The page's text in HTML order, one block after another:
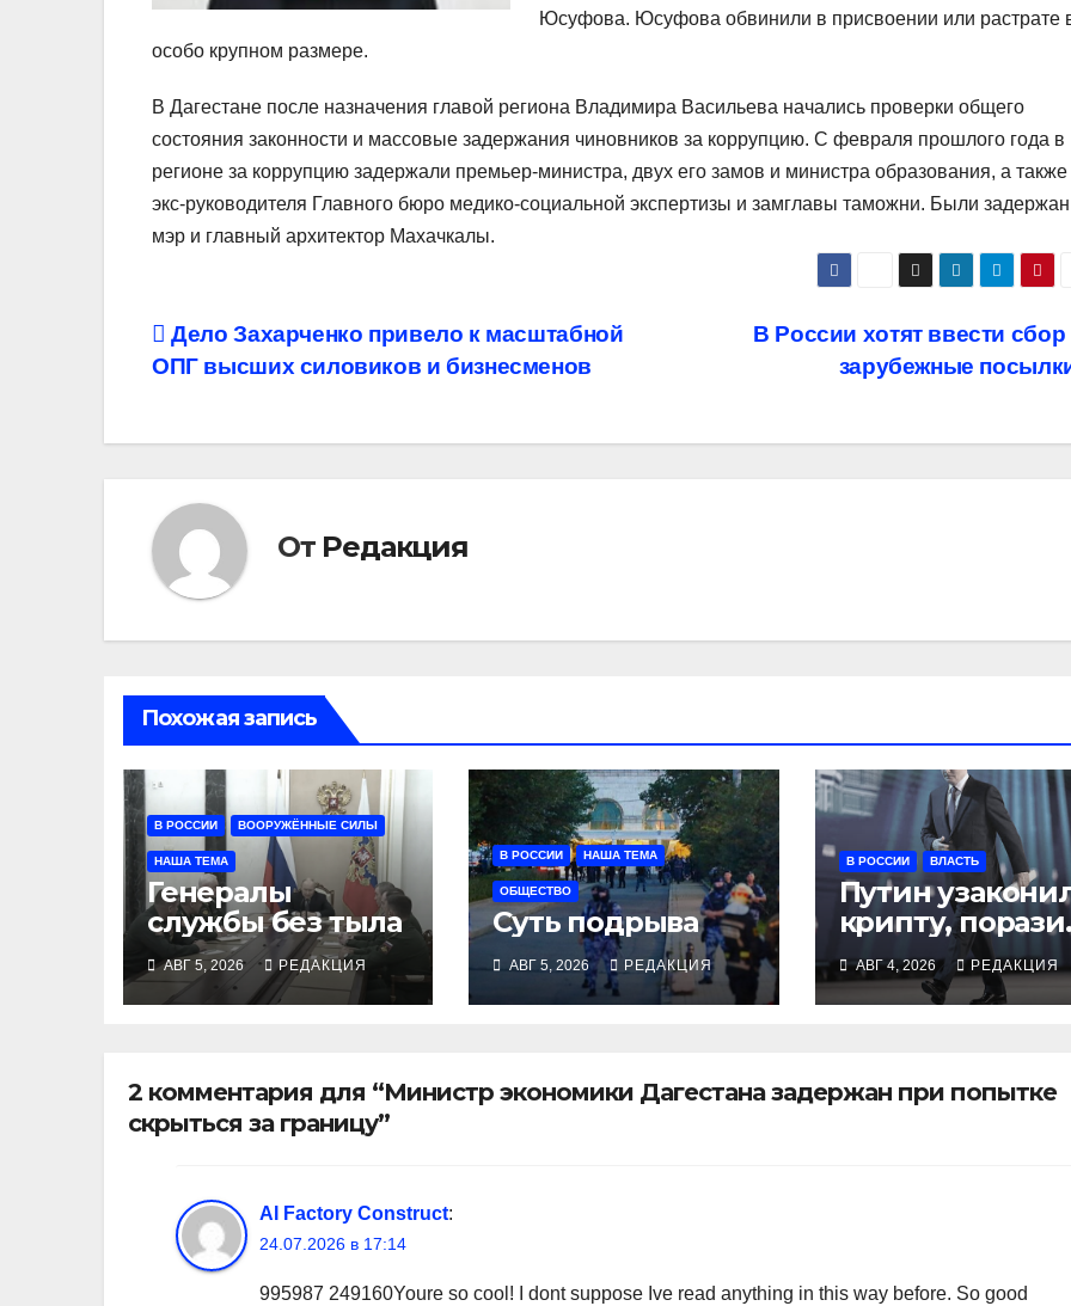
Юсуфова. Юсуфова обвинили в присвоении или растрате
особо крупном размере.
В Дагестане после назначения главой региона Владимира Васильева начались проверки общего
состояния законности и массовые задержания чиновников за коррупцию. С февраля прошлого года в
регионе за коррупцию задержали премьер-министра, двух его замов и министра образования, а также
экс-руководителя Главного бюро медико-социальной экспертизы и замглавы таможни. Были
мэр и главный архитектор Махачкалы.
Навигация
записям
В России хотят ввести сбор
зарубежные
Дело Захарченко привело к масштабной
ОПГ высших силовиков и бизнесменов
От Редакция
Похожая запись
В РОССИИ ВООРУЖЁННЫЕ СИЛЫ
НАША ТЕМА
Генералы
службы без тыла
АВГ 5, 2026 РЕДАКЦИЯ
В РОССИИ НАША ТЕМА
ОБЩЕСТВО
Суть подрыва
АВГ 5, 2026 РЕДАКЦИЯ
В РОССИИ ВЛАСТЬ
Путин
крипту,
в правах
релокантов,
расширил
сделал героем
АВГ 4, 2026 РЕДАКЦИЯ
2 комментария для “Министр экономики Дагестана задержан при попытке
скрыться за границу”
AI Factory Construct:
24.07.2026 в 17:14
995987 249160Youre so cool! I dont suppose Ive read anything in this way before. So good